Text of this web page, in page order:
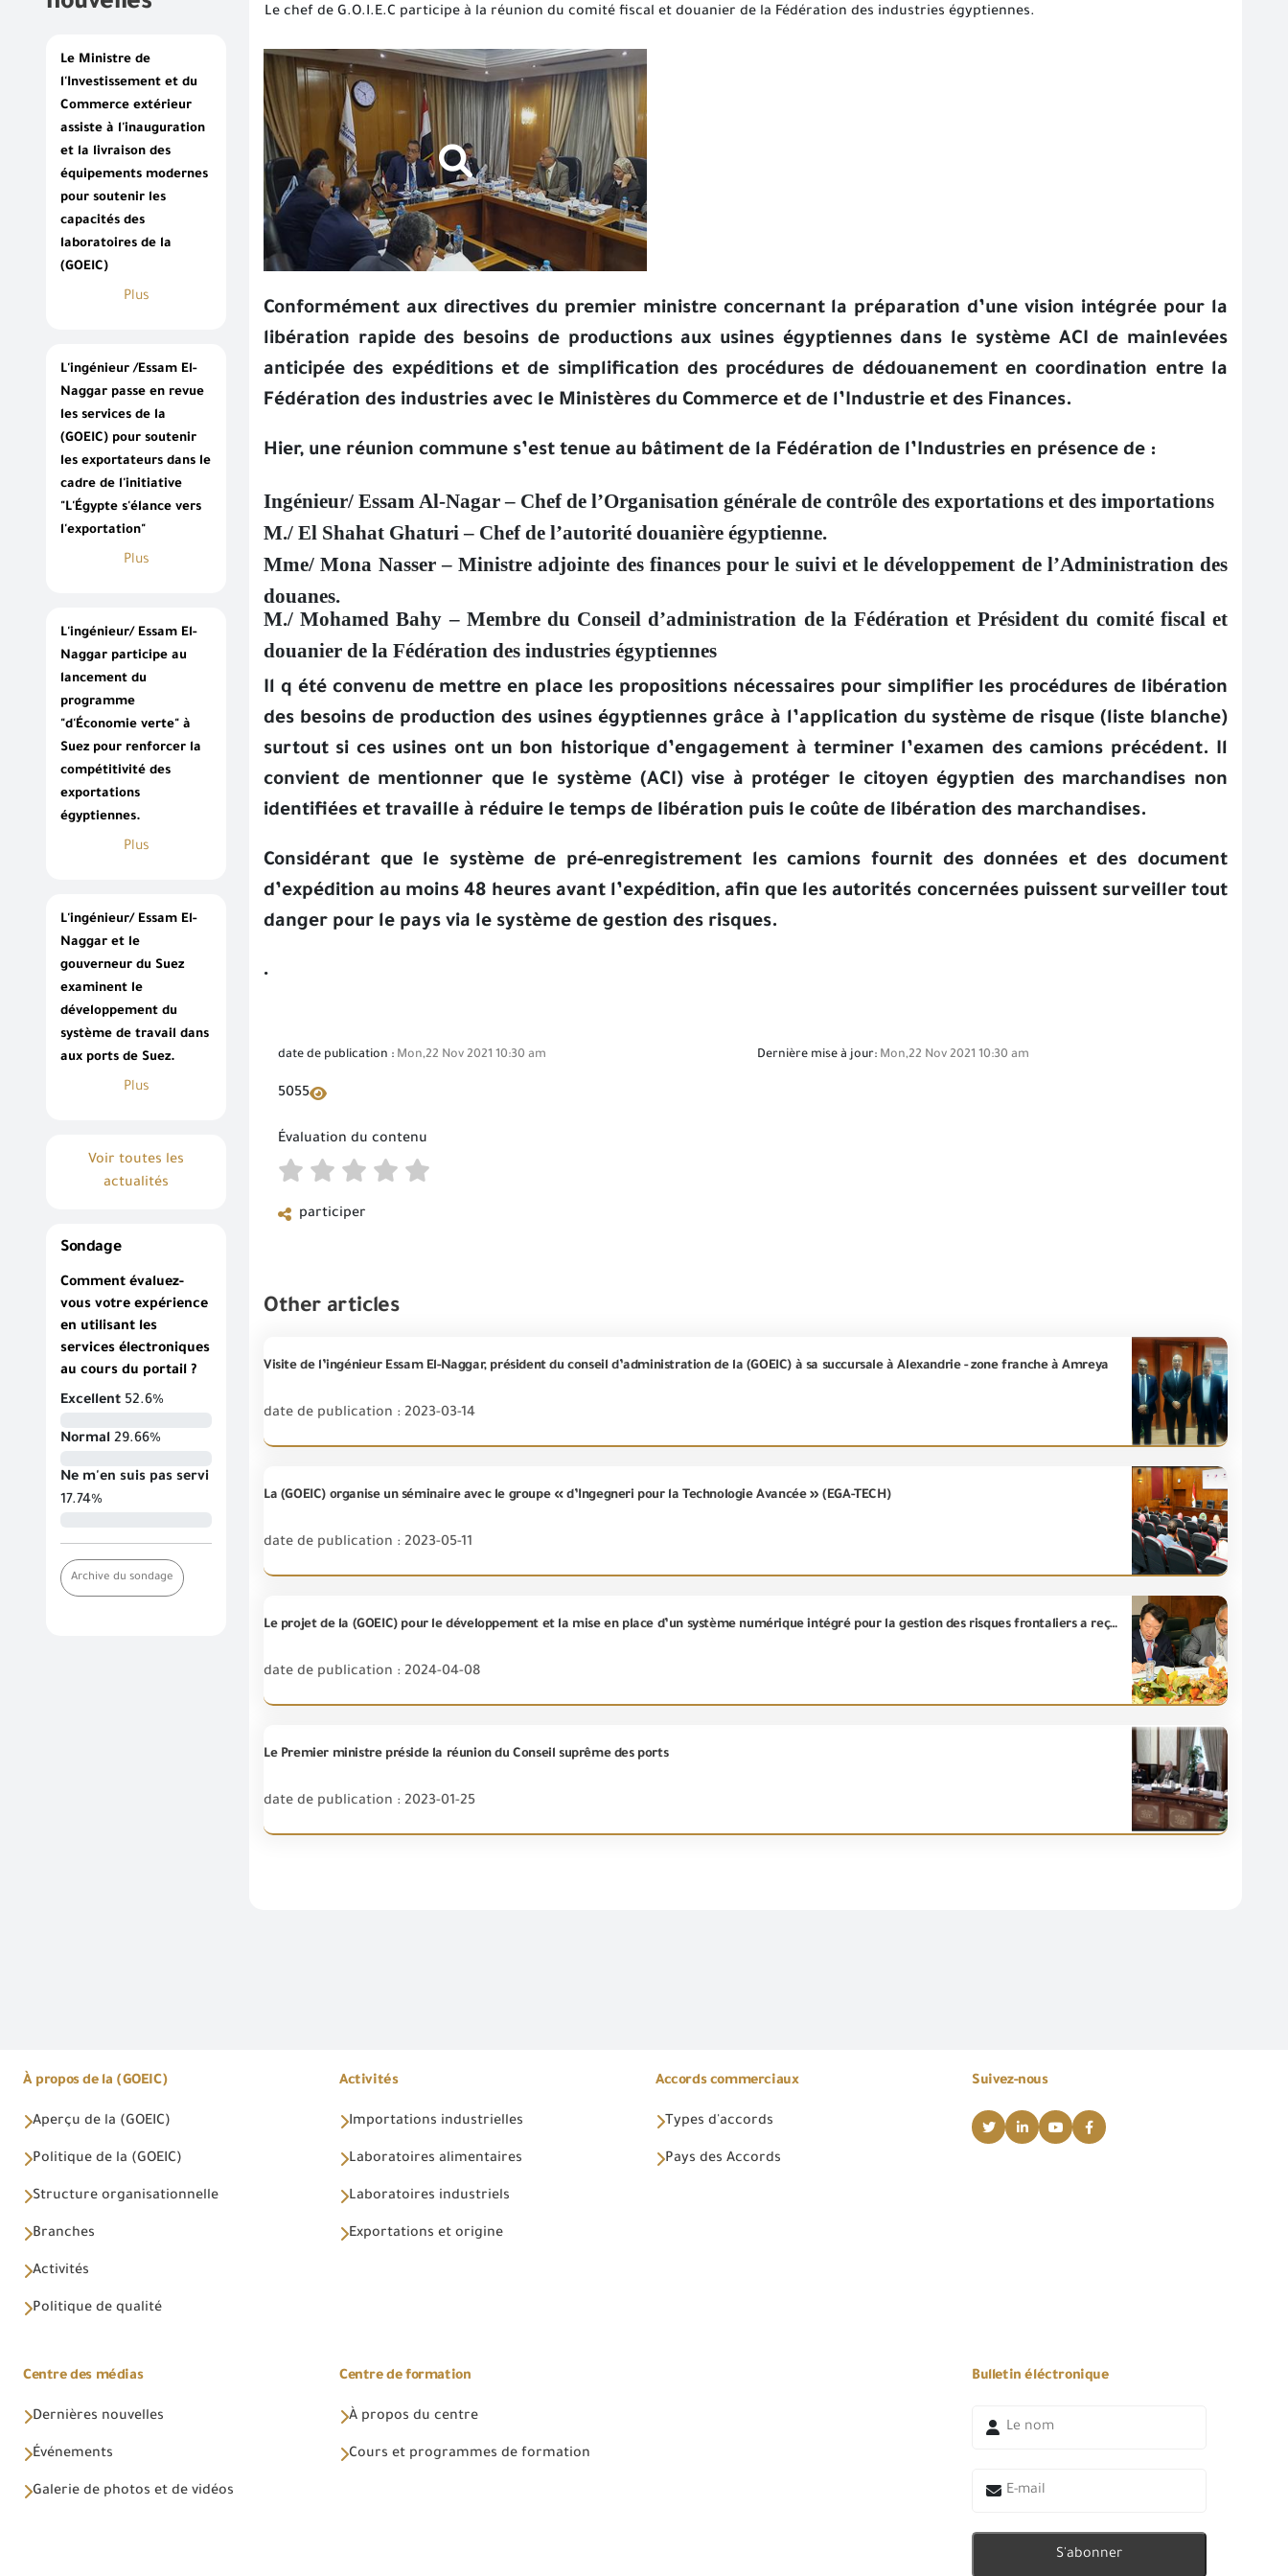
Le Ministre de
l'Investissement et du
Commerce extérieur
assiste à l'inauguration
et la livraison des
équipements modernes
pour soutenir les
capacités des
laboratoires de la
(GOEIC)
Plus
L'ingénieur /Essam El-
Naggar passe en revue
les services de la
(GOEIC) pour soutenir
les exportateurs dans le
cadre de l'initiative
"L'Égypte s'élance vers
l'exportation"
Plus
L'ingénieur/ Essam El-
Naggar participe au
lancement du
programme
"d'Économie verte" à
Suez pour renforcer la
compétitivité des
exportations
égyptiennes.
Plus
L'ingénieur/ Essam El-
Naggar et le
gouverneur du Suez
examinent le
développement du
système de travail dans
aux ports de Suez.
Plus
Voir toutes les
actualités
Sondage
Comment évaluez-
vous votre expérience
en utilisant les
services électroniques
au cours du portail ?
Excellent 52.6%
Normal 29.66%
Ne m'en suis pas servi
17.74%
Archive du sondage
Le chef de G.O.I.E.C participe à la réunion du comité fiscal et douanier de la Fédération des industries égyptiennes.
Conformément aux directives du premier ministre concernant la préparation d’une vision intégrée pour la
libération rapide des besoins de productions aux usines égyptiennes dans le système ACI de mainlevées
anticipée des expéditions et de simplification des procédures de dédouanement en coordination entre la
Fédération des industries avec le Ministères du Commerce et de l’Industrie et des Finances.
Hier, une réunion commune s’est tenue au bâtiment de la Fédération de l’Industries en présence de :
Ingénieur/ Essam Al-Nagar – Chef de l’Organisation générale de contrôle des exportations et des importations
M./ El Shahat Ghaturi – Chef de l’autorité douanière égyptienne.
Mme/ Mona Nasser – Ministre adjointe des finances pour le suivi et le développement de l’Administration des
douanes.
M./ Mohamed Bahy – Membre du Conseil d’administration de la Fédération et Président du comité fiscal et
douanier de la Fédération des industries égyptiennes
Il q été convenu de mettre en place les propositions nécessaires pour simplifier les procédures de libération
des besoins de production des usines égyptiennes grâce à l’application du système de risque (liste blanche)
surtout si ces usines ont un bon historique d’engagement à terminer l’examen des camions précédent. Il
convient de mentionner que le système (ACI) vise à protéger le citoyen égyptien des marchandises non
identifiées et travaille à réduire le temps de libération puis le coûte de libération des marchandises.
Considérant que le système de pré-enregistrement les camions fournit des données et des document
d’expédition au moins 48 heures avant l’expédition, afin que les autorités concernées puissent surveiller tout
danger pour le pays via le système de gestion des risques.
.
date de publication : Mon,22 Nov 2021 10:30 am Dernière mise à jour: Mon,22 Nov 2021 10:30 am
5055
Évaluation du contenu
participer
Other articles
Visite de l’ingénieur Essam El-Naggar, président du conseil d’administration de la (GOEIC) à sa succursale à Alexandrie - zone franche à Amreya
date de publication : 2023-03-14
La (GOEIC) organise un séminaire avec le groupe « d’Ingegneri pour la Technologie Avancée » (EGA-TECH)
date de publication : 2023-05-11
Le projet de la (GOEIC) pour le développement et la mise en place d’un système numérique intégré pour la gestion des risques frontaliers a reçu l’approbation technique finale de l’Agence coréenne de la coopération internationale (KOICA) ainsi qu’une subvention financée par l’Agence évaluée à un demi-milliard de livres.
date de publication : 2024-04-08
Le Premier ministre préside la réunion du Conseil suprême des ports
date de publication : 2023-01-25
À propos de la (GOEIC)
Aperçu de la (GOEIC)
Politique de la (GOEIC)
Structure organisationnelle
Branches
Activités
Politique de qualité
Activités
Importations industrielles
Laboratoires alimentaires
Laboratoires industriels
Exportations et origine
Accords commerciaux
Types d'accords
Pays des Accords
Suivez-nous
Centre des médias
Dernières nouvelles
Événements
Galerie de photos et de vidéos
Centre de formation
À propos du centre
Cours et programmes de formation
Bulletin éléctronique
S'abonner